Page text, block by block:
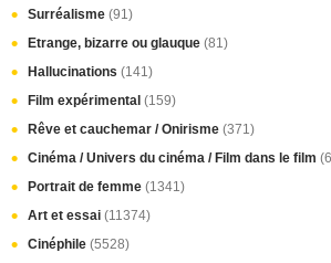
Surréalisme (91)
Etrange, bizarre ou glauque (81)
Hallucinations (141)
Film expérimental (159)
Rêve et cauchemar / Onirisme (371)
Cinéma / Univers du cinéma / Film dans le film
Portrait de femme (1341)
Art et essai (11374)
Cinéphile (5528)